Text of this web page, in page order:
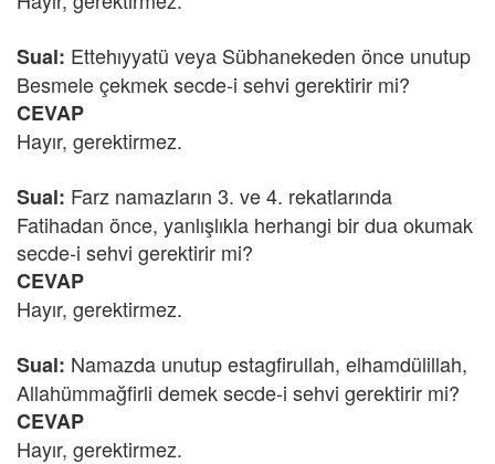
Sual: Ettehıyyatü veya Sübhanekeden önce unutup
Besmele çekmek secde-i sehvi gerektirir mi?
CEVAP
Hayır, gerektirmez.
Sual: Farz namazların 3. ve 4. rekatlarında
Fatihadan önce, yanlışlıkla herhangi bir dua okumak
secde-i sehvi gerektirir mi?
CEVAP
Hayır, gerektirmez.
Sual: Namazda unutup estagfirullah, elhamdülillah,
Allahümmağfirli demek secde-i sehvi gerektirir mi?
CEVAP
Hayır, gerektirmez.